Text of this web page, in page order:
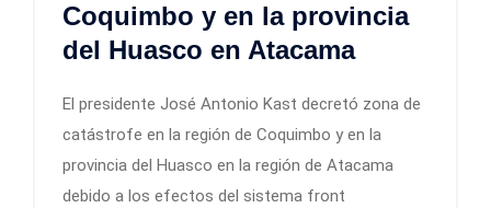
Coquimbo y en la provincia
del Huasco en Atacama
El presidente José Antonio Kast decretó zona de
catástrofe en la región de Coquimbo y en la
provincia del Huasco en la región de Atacama
debido a los efectos del sistema front